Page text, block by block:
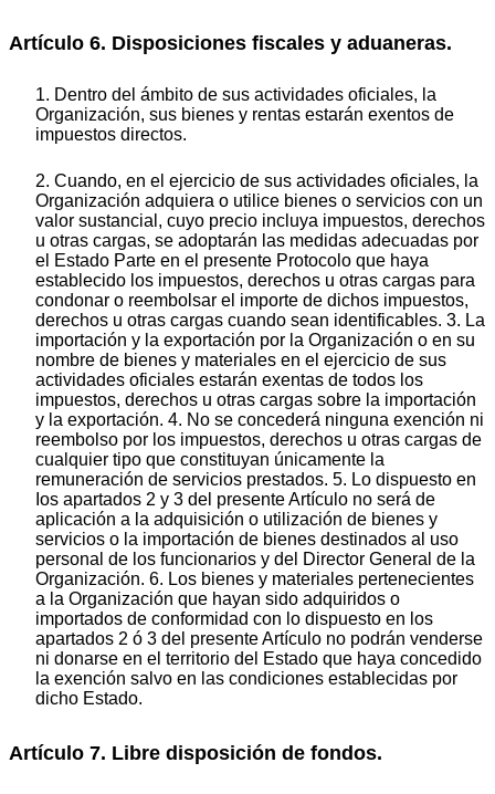
Artículo 6. Disposiciones fiscales y aduaneras.
1. Dentro del ámbito de sus actividades oficiales, la
Organización, sus bienes y rentas estarán exentos de
impuestos directos.
2. Cuando, en el ejercicio de sus actividades oficiales, la
Organización adquiera o utilice bienes o servicios con un
valor sustancial, cuyo precio incluya impuestos, derechos
u otras cargas, se adoptarán las medidas adecuadas por
el Estado Parte en el presente Protocolo que haya
establecido los impuestos, derechos u otras cargas para
condonar o reembolsar el importe de dichos impuestos,
derechos u otras cargas cuando sean identificables. 3. La
importación y la exportación por la Organización o en su
nombre de bienes y materiales en el ejercicio de sus
actividades oficiales estarán exentas de todos los
impuestos, derechos u otras cargas sobre la importación
y la exportación. 4. No se concederá ninguna exención ni
reembolso por los impuestos, derechos u otras cargas de
cualquier tipo que constituyan únicamente la
remuneración de servicios prestados. 5. Lo dispuesto en
Ios apartados 2 y 3 del presente Artículo no será de
aplicación a la adquisición o utilización de bienes y
servicios o la importación de bienes destinados al uso
personal de los funcionarios y del Director General de la
Organización. 6. Los bienes y materiales pertenecientes
a la Organización que hayan sido adquiridos o
importados de conformidad con lo dispuesto en los
apartados 2 ó 3 del presente Artículo no podrán venderse
ni donarse en el territorio del Estado que haya concedido
la exención salvo en las condiciones establecidas por
dicho Estado.
Artículo 7. Libre disposición de fondos.